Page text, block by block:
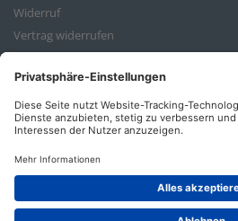
Widerruf
Vertrag widerrufen
Bestellvorgang
ZAHLUNGSARTEN: